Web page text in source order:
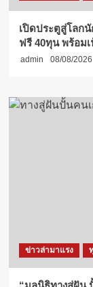
เปิดประตูสู่โลก
ฟรี 40ทุน พร้อม
admin 08/08/2026
ข่าวล่ามาแรง